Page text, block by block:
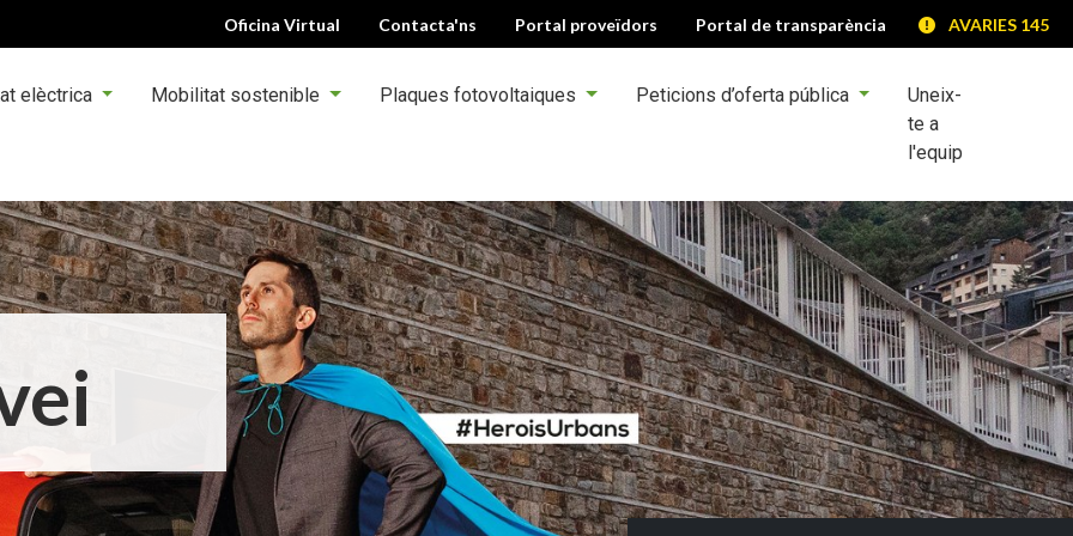
Oficina Virtual Contacta'ns Portal proveïdors Portal de transparència AVARIES 145
elèctrica Mobilitat sostenible Plaques fotovoltaiques Peticions d’oferta pública
Uneix-
te a
l'equip